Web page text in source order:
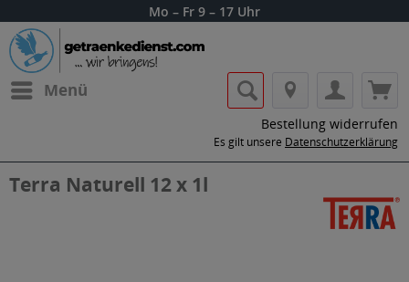
Mo – Fr 9 – 17 Uhr
Menü
Bestellung widerrufen
Es gilt unsere Datenschutzerklärung
Terra Naturell 12 x 1l